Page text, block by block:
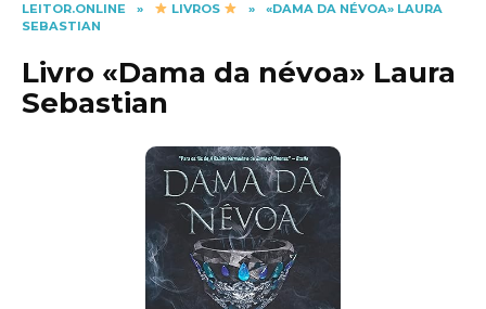
LEITOR.ONLINE » LIVROS »
«DAMA DA NÉVOA» LAURA
SEBASTIAN
Livro «Dama da névoa» Laura
Sebastian